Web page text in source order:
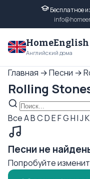
Бесплатное
HomeEnglish
Английский дома
Главная →Песни →
Rolling
ВсеABCDEFGHIJK
Песни не
Попробуйте